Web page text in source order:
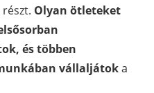
Olyan ötleteket
és többen
vállaljátoka